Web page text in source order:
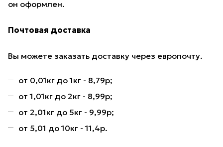
он оформлен.
Почтовая доставка
Вы можете заказать доставку через европочту.
от 0,01кг до 1кг - 8,79р;
от 1,01кг до 2кг - 8,99р;
от 2,01кг до 5кг - 9,99р;
от 5,01 до 10кг - 11,4р.